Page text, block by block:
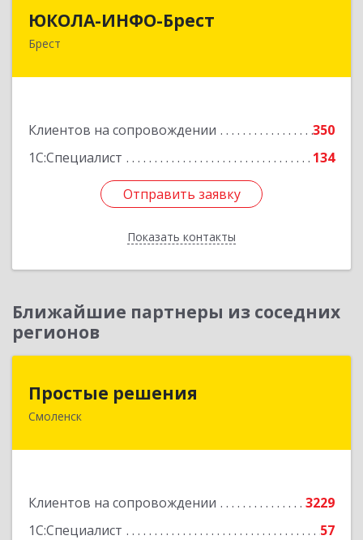
ЮКОЛА-ИНФО-Брест
Брест
Клиентов на сопровождении
350
1С:Специалист
134
Отправить заявку
Показать контакты
224023 г. Брест, ул. Московская, 275А, 5 этаж
Отправить заявку
Назад
Ближайшие партнеры из соседних
регионов
Простые решения
Смоленск
Клиентов на сопровождении
3229
1С:Специалист
57
214015, Смоленская обл, Смоленск г, Большая